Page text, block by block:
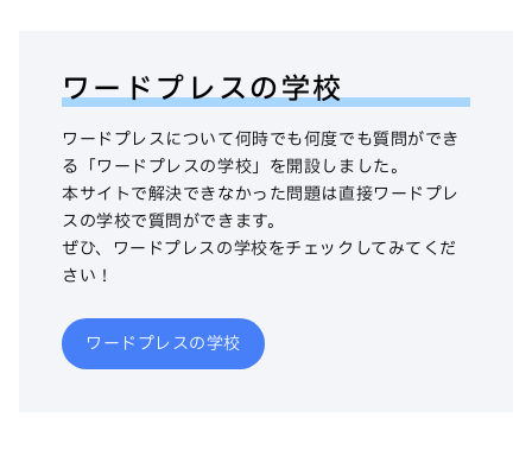
ワードプレスの学校
ワードプレスについて何時でも何度でも質問ができ
る「ワードプレスの学校」を開設しました。
本サイトで解決できなかった問題は直接ワードプレ
スの学校で質問ができます。
ぜひ、ワードプレスの学校をチェックしてみてくだ
さい！
ワードプレスの学校